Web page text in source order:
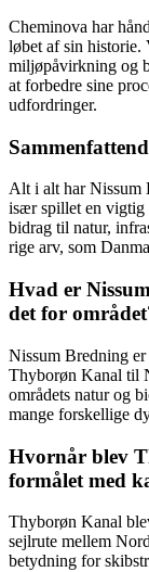
Cheminova har
løbet af sin historie.
miljøpåvirkning og
at forbedre sine
udfordringer.
Alt i alt har Nissum
især spillet en vigtig
bidrag til natur,
rige arv, som
Hvad er
det for
Nissum Bredning
Thyborøn Kanal til
områdets natur og
mange forskellige
Hvornår blev
formålet med
Thyborøn Kanal
sejlrute mellem
betydning for